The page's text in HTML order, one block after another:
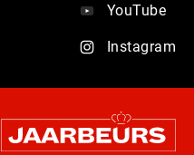
YouTube
Instagram